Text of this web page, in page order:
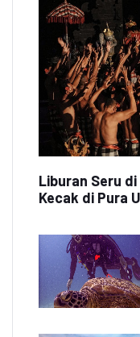
Liburan Seru
Kecak di Pura